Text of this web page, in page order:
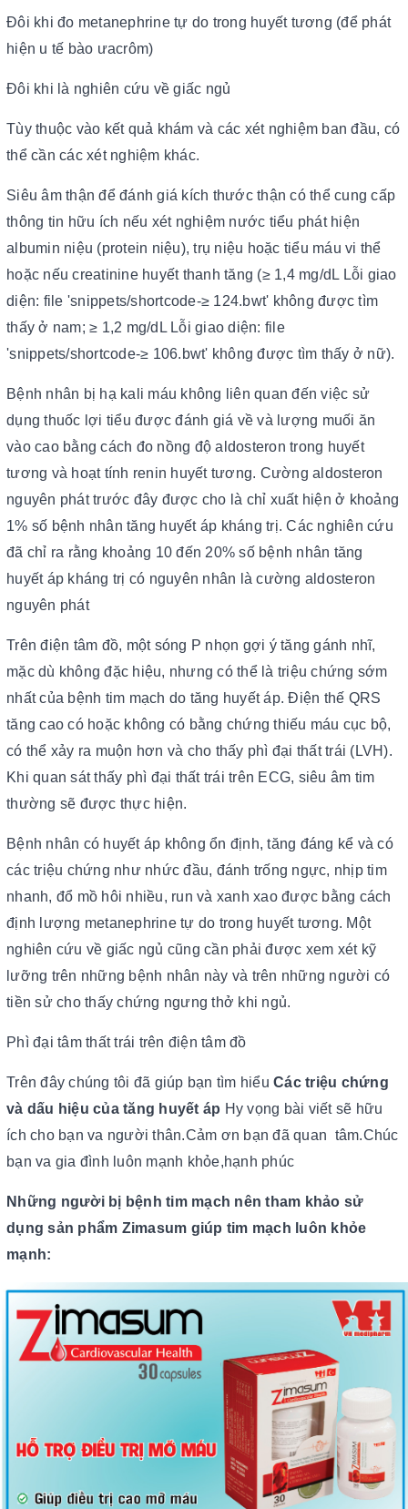
Đôi khi đo metanephrine tự do trong huyết tương (để phát
hiện u tế bào ưacrôm)
Đôi khi là nghiên cứu về giấc ngủ
Tùy thuộc vào kết quả khám và các xét nghiệm ban đầu, có
thể cần các xét nghiệm khác.
Siêu âm thận để đánh giá kích thước thận có thể cung cấp
thông tin hữu ích nếu xét nghiệm nước tiểu phát hiện
albumin niệu (protein niệu), trụ niệu hoặc tiểu máu vi thể
hoặc nếu creatinine huyết thanh tăng (≥ 1,4 mg/dL Lỗi giao
diện: file 'snippets/shortcode-≥ 124.bwt' không được tìm
thấy ở nam; ≥ 1,2 mg/dL Lỗi giao diện: file
'snippets/shortcode-≥ 106.bwt' không được tìm thấy ở nữ).
Bệnh nhân bị hạ kali máu không liên quan đến việc sử
dụng thuốc lợi tiểu được đánh giá về và lượng muối ăn
vào cao bằng cách đo nồng độ aldosteron trong huyết
tương và hoạt tính renin huyết tương. Cường aldosteron
nguyên phát trước đây được cho là chỉ xuất hiện ở khoảng
1% số bệnh nhân tăng huyết áp kháng trị. Các nghiên cứu
đã chỉ ra rằng khoảng 10 đến 20% số bệnh nhân tăng
huyết áp kháng trị có nguyên nhân là cường aldosteron
nguyên phát
Trên điện tâm đồ, một sóng P nhọn gợi ý tăng gánh nhĩ,
mặc dù không đặc hiệu, nhưng có thể là triệu chứng sớm
nhất của bệnh tim mạch do tăng huyết áp. Điện thế QRS
tăng cao có hoặc không có bằng chứng thiếu máu cục bộ,
có thể xảy ra muộn hơn và cho thấy phì đại thất trái (LVH).
Khi quan sát thấy phì đại thất trái trên ECG, siêu âm tim
thường sẽ được thực hiện.
Bệnh nhân có huyết áp không ổn định, tăng đáng kể và có
các triệu chứng như nhức đầu, đánh trống ngực, nhịp tim
nhanh, đổ mồ hôi nhiều, run và xanh xao được bằng cách
định lượng metanephrine tự do trong huyết tương. Một
nghiên cứu về giấc ngủ cũng cần phải được xem xét kỹ
lưỡng trên những bệnh nhân này và trên những người có
tiền sử cho thấy chứng ngưng thở khi ngủ.
Phì đại tâm thất trái trên điện tâm đồ
Trên đây chúng tôi đã giúp bạn tìm hiểu Các triệu chứng
và dấu hiệu của tăng huyết áp Hy vọng bài viết sẽ hữu
ích cho bạn va người thân.Cảm ơn bạn đã quan tâm.Chúc
bạn va gia đình luôn mạnh khỏe,hạnh phúc
Những người bị bệnh tim mạch nên tham khảo sử
dụng sản phẩm Zimasum giúp tim mạch luôn khỏe
mạnh: